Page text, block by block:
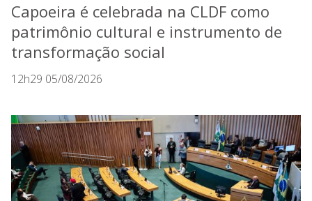
Capoeira é celebrada na CLDF como
patrimônio cultural e instrumento de
transformação social
12h29 05/08/2026